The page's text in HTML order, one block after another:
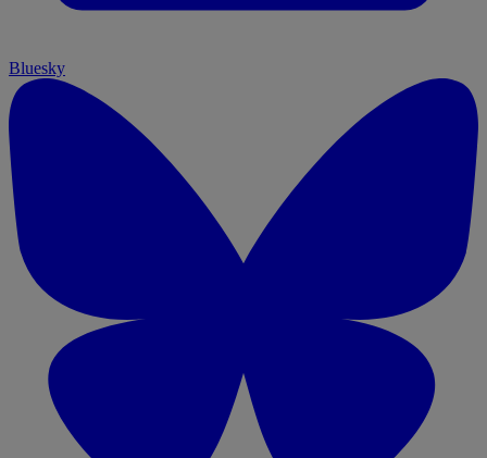
Bluesky